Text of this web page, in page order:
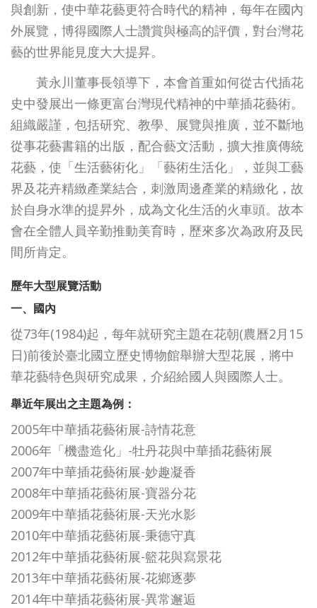
與創新，使中華花藝更符合時代的精神，每年在國內
外展覽，博得國際人士讚賞與極高的評價，對台灣花
藝的世界能見度大大提昇。
黃永川董事長領導下，本會首重如何從古代插花
史中發展出一條更富台灣現代精神的中華插花藝術。
組織嚴謹，包括研究、教學、展覽與推廣，並不斷地
從事花藝書籍的出版，配合藝文活動，擴大推廣傳統
花藝，使「生活藝術化」「藝術生活化」，並與工藝
界及花卉精緻產業結合，刺激周邊產業的精緻化，故
於自身水準的提昇外，成為文化生活的火車頭。故本
會在全體人員辛勤推動美育時，歷來多次為政府及民
間所肯定。
歷年大型展覽活動
一、國內
從73年(1984)起，每年就研究主題在花朝(農曆2月15
日)前後於臺北國立歷史博物館舉辦大型花展，將中
華花藝特色與研究成果，介紹給國人與國際人士。
舉近年展出之主題為例：
2005年中華插花藝術展-詩情花意
2006年「機盡造化」-牡丹花與中華插花藝術展
2007年中華插花藝術展-妙趣凝香
2008年中華插花藝術展-寶器分花
2009年中華插花藝術展-天光水影
2010年中華插花藝術展-秉德守真
2012年中華插花藝術展-籃花與寫景花
2013年中華插花藝術展-花鄉逐夢
2014年中華插花藝術展-異常邂逅